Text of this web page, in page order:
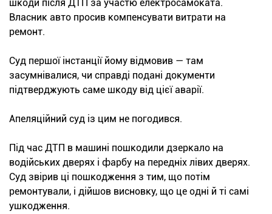
шкоди після ДТП за участю електросамоката.
Власник авто просив компенсувати витрати на
ремонт.
Суд першої інстанції йому відмовив — там
засумнівалися, чи справді подані документи
підтверджують саме шкоду від цієї аварії.
Апеляційний суд із цим не погодився.
Під час ДТП в машині пошкодили дзеркало на
водійських дверях і фарбу на передніх лівих дверях.
Суд звірив ці пошкодження з тим, що потім
ремонтували, і дійшов висновку, що це одні й ті самі
ушкодження.